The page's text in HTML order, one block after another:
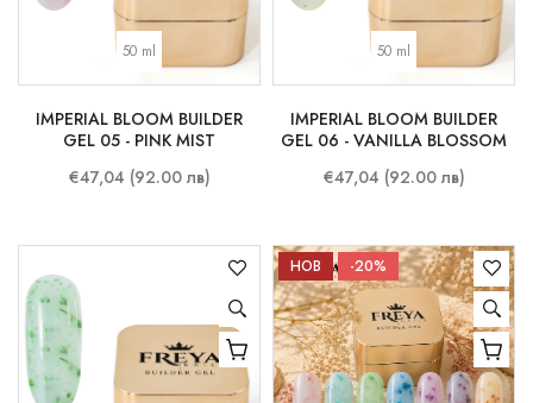
50 ml
IMPERIAL BLOOM BUILDER
GEL 05 - PINK MIST
€47,04 (92.00 лв)
50 ml
IMPERIAL BLOOM BUILDER
GEL 06 - VANILLA BLOSSOM
€47,04 (92.00 лв)
НОВ -20%